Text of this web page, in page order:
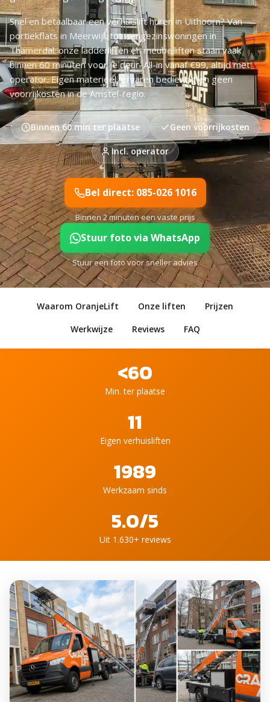
Snel en betaalbaar een verhuislift huren in Uithoorn? Van
portiekflats in Meerwijk tot eengezinswoningen in
Thamerdal: onze ladderliften en meubelliften staan vaak
binnen 60 minuten voor je deur. All-in vanaf €99, altijd met
operator. Eigen materieel, ervaren bediening en geen
voorrijkosten in de Amstel-regio.
Binnen 60 min ter plaatse Geen voorrijkosten
Incl. operator
Bel direct: 085-026 1016
Binnen 2 minuten een vaste prijs
Stuur foto via WhatsApp
Stuur een foto voor sneller advies
Waarom OranjeLift Onze liften
Prijzen
Werkwijze
Reviews FAQ
<60
Min. ter plaatse
11
Eigen verhuisliften
1989
Werkzaam sinds
5.0/5
Uit 1.630+ reviews